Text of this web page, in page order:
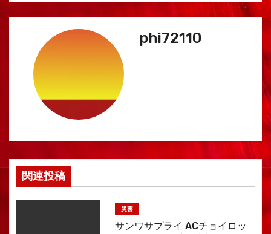
ー
ョ
ン
phi72110
関連投稿
災害
サンワサプライ ACチョイロッ